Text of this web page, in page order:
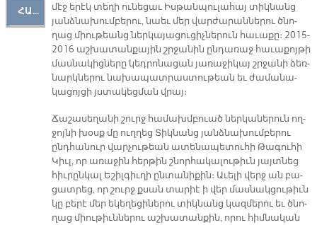
ՀԱՐԹԱԿ
մէջ ե­րէկ տե­ղի ու­նե­ցաւ Իս­թան­պու­լա­հայ տիկ­նանց
յանձ­նա­խում­բե­րու, նաեւ մեր վար­ժա­րան­նե­րու ծնո­
ղաց միու­թեանց ներ­կա­յա­ցու­ցիչ­նե­րուն հա­ւա­քը։ 2015-
2016 աշ­խա­տան­քա­յին շրջա­նին ըն­դա­ռաջ հա­ւա­քոյ­թի
մաս­նա­կից­նե­րը կեդ­րո­նա­ցան յա­ռա­ջի­կայ շրջա­նի ձեռ­
նարկ­նե­րու նա­խա­պատ­րաս­տու­թեան եւ ժա­մա­նա­
կա­ցոյ­ցի յստա­կեց­ման վրայ։
Ճա­շա­սե­ղա­նի շուրջ հա­մախմ­բուած ներ­կա­նե­րուն ող­
ջոյ­նի խօսք մը ուղ­ղեց Տիկ­նանց յանձ­նա­խում­բե­րու
ընդ­հա­նուր վար­չու­թեան ա­տե­նա­պե­տու­հի Թա­գու­հի
Կիւլ, որ ա­ռա­ջին հեր­թին շնոր­հա­կա­լու­թիւն յայտ­նեց
հիւ­րըն­կալ Ե­շիլ­գիւ­ղի ըն­տա­նի­քին։ Ա­ւե­լի վերջ ան բա­
ցատ­րեց, որ շուրջ քսան տա­րիէ ի վեր մաս­նակ­ցու­թիւն
կը բե­րէ մեր ե­կե­ղե­ցի­նե­րու տիկ­նանց կազ­մե­րու եւ ծնո­
ղաց միու­թիւն­նե­րու աշ­խա­տան­քին, ո­րու հիմ­նա­կան